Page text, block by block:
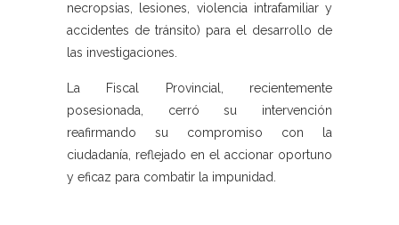
necropsias, lesiones, violencia intrafamiliar y
accidentes de tránsito) para el desarrollo de
las investigaciones.
La Fiscal Provincial, recientemente
posesionada, cerró su intervención
reafirmando su compromiso con la
ciudadanía, reflejado en el accionar oportuno
y eficaz para combatir la impunidad.